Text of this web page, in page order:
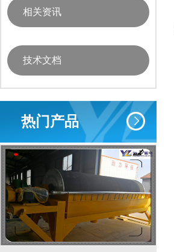
相关资讯
技术文档
热门产品